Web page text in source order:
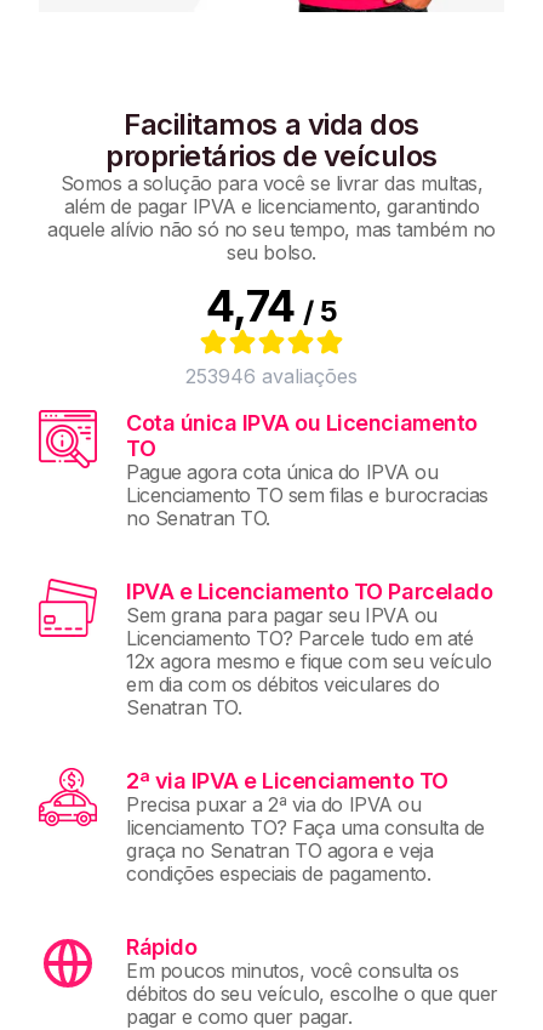
Facilitamos a vida dos
proprietários de veículos
Somos a solução para você se livrar das multas,
além de pagar IPVA e licenciamento, garantindo
aquele alívio não só no seu tempo, mas também no
seu bolso.
4,74 / 5
253946 avaliações
Cota única IPVA ou Licenciamento
TO
Pague agora cota única do IPVA ou
Licenciamento TO sem filas e burocracias
no Senatran TO.
IPVA e Licenciamento TO Parcelado
Sem grana para pagar seu IPVA ou
Licenciamento TO? Parcele tudo em até
12x agora mesmo e fique com seu veículo
em dia com os débitos veiculares do
Senatran TO.
2ª via IPVA e Licenciamento TO
Precisa puxar a 2ª via do IPVA ou
licenciamento TO? Faça uma consulta de
graça no Senatran TO agora e veja
condições especiais de pagamento.
Rápido
Em poucos minutos, você consulta os
débitos do seu veículo, escolhe o que quer
pagar e como quer pagar.